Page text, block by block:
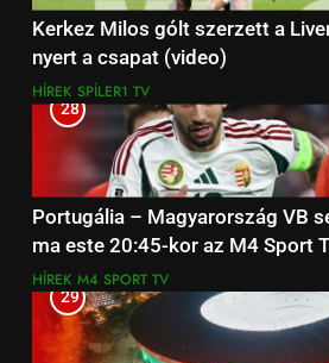
Kerkez Milos gólt szerzett a
nyert a csapat (video)
HÍREK SPÍLER1 TV
28
Portugália – Magyarország VB
ma este 20:45-kor az M4 Sport
HÍREK M4 SPORT TV
29